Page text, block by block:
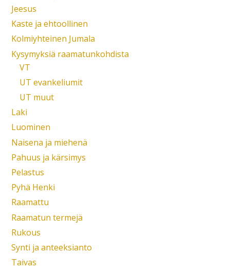
Jeesus
Kaste ja ehtoollinen
Kolmiyhteinen Jumala
Kysymyksiä raamatunkohdista
VT
UT evankeliumit
UT muut
Laki
Luominen
Naisena ja miehenä
Pahuus ja kärsimys
Pelastus
Pyhä Henki
Raamattu
Raamatun termejä
Rukous
Synti ja anteeksianto
Taivas